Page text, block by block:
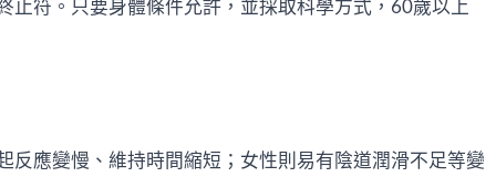
止符。只要身體條件允許，並採取科學方式，60歲以上
應變慢、維持時間縮短；女性則易有陰道潤滑不足等變